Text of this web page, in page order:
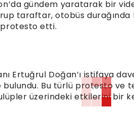
gündem yaratarak bir
taraftar, otobüs durağında
protesto etti.
Ertuğrul Doğan’ı istifaya
Bu türlü protesto ve
üzerindeki etkilerini bir